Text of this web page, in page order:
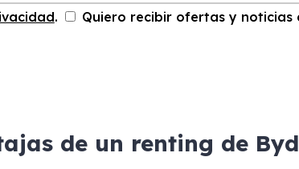
. Quiero recibir ofertas y noticias
de un renting de